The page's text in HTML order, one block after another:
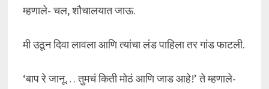
म्हणाले- चल, शौचालयात जाऊ.
मी उठून दिवा लावला आणि त्यांचा लंड पाहिला तर गांड फाटली.
‘बाप रे जानू… तुमचं किती मोठं आणि जाड आहे!’ ते म्हणाले-